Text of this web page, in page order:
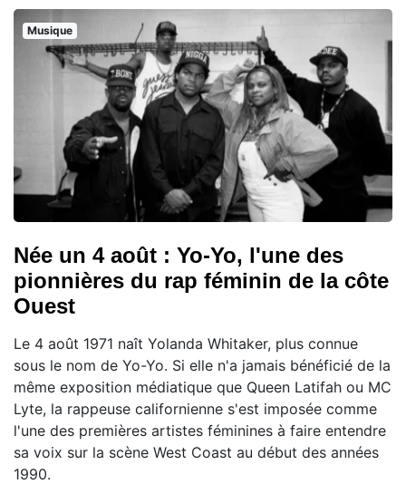
Musique
Née un 4 août : Yo-Yo, l'une des
pionnières du rap féminin de la côte
Ouest
Le 4 août 1971 naît Yolanda Whitaker, plus connue
sous le nom de Yo-Yo. Si elle n'a jamais bénéficié de la
même exposition médiatique que Queen Latifah ou MC
Lyte, la rappeuse californienne s'est imposée comme
l'une des premières artistes féminines à faire entendre
sa voix sur la scène West Coast au début des années
1990.